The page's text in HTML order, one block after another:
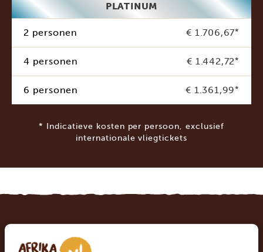
PLATINUM
2 personen € 1.706,67*
4 personen € 1.442,72*
6 personen € 1.361,99*
* Indicatieve kosten per persoon, exclusief
internationale vliegtickets
SAFARI